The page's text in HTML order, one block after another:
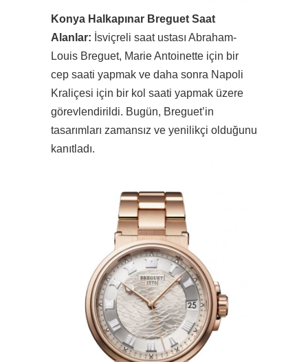
Konya Halkapınar Breguet Saat
Alanlar: İsviçreli saat ustası Abraham-
Louis Breguet, Marie Antoinette için bir
cep saati yapmak ve daha sonra Napoli
Kraliçesi için bir kol saati yapmak üzere
görevlendirildi. Bugün, Breguet’in
tasarımları zamansız ve yenilikçi olduğunu
kanıtladı.